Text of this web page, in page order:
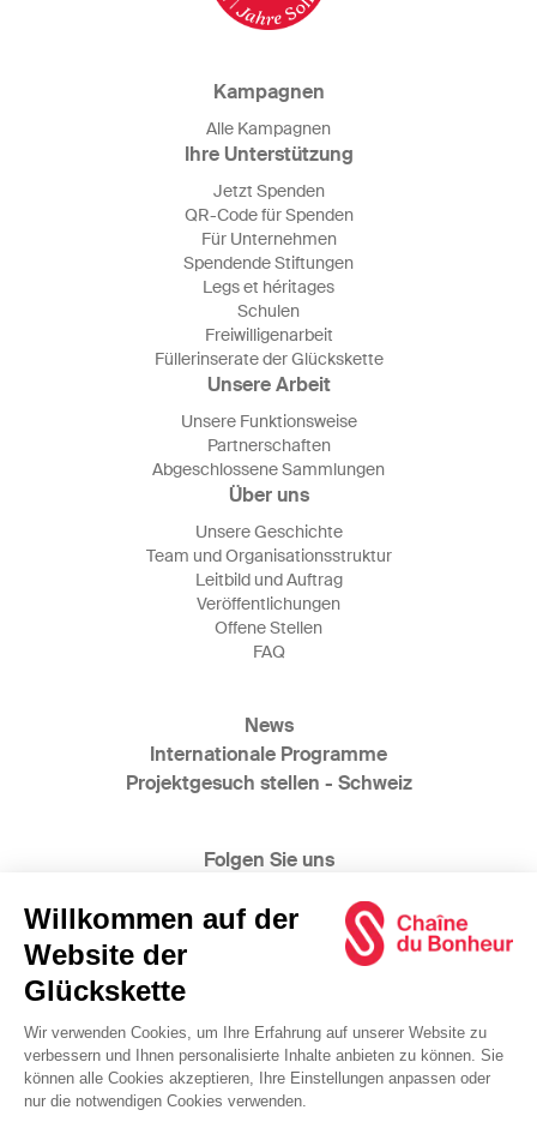
Kampagnen
Alle Kampagnen
Ihre Unterstützung
Jetzt Spenden
QR-Code für Spenden
Für Unternehmen
Spendende Stiftungen
Legs et héritages
Schulen
Freiwilligenarbeit
Füllerinserate der Glückskette
Unsere Arbeit
Unsere Funktionsweise
Partnerschaften
Abgeschlossene Sammlungen
Über uns
Unsere Geschichte
Team und Organisationsstruktur
Leitbild und Auftrag
Veröffentlichungen
Offene Stellen
FAQ
News
Internationale Programme
Projektgesuch stellen - Schweiz
Folgen Sie uns
@2025 Glückskette